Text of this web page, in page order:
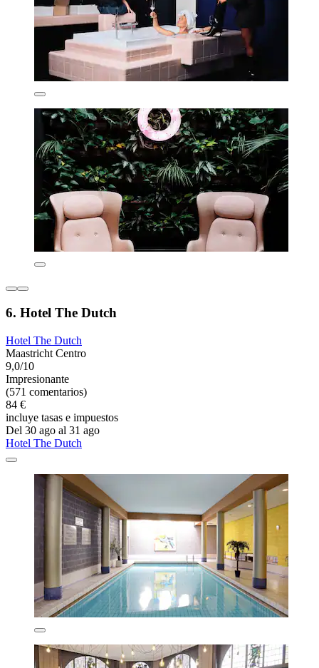
6. Hotel The Dutch
Hotel The Dutch
Maastricht Centro
9,0/10
Impresionante
(571 comentarios)
84 €
incluye tasas e impuestos
Del 30 ago al 31 ago
Hotel The Dutch